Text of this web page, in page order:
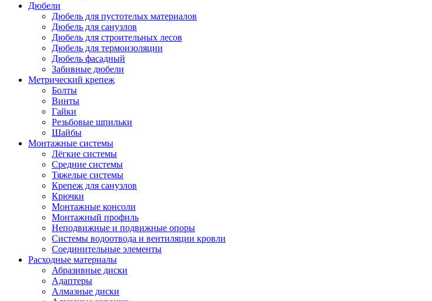
Дюбели
Дюбель для пустотелых материалов
Дюбель для санузлов
Дюбель для строительных лесов
Дюбель для термоизоляции
Дюбель фасадный
Забивные дюбели
Метрический крепеж
Болты
Винты
Гайки
Резьбовые шпильки
Шайбы
Монтажные системы
Лёгкие системы
Средние системы
Тяжелые системы
Крепеж для санузлов
Крючки
Монтажные консоли
Монтажный профиль
Неподвижные и подвижные опоры
Системы водоотвода и вентиляции кровли
Соединительные элементы
Расходные материалы
Абразивные диски
Адаптеры
Алмазные диски